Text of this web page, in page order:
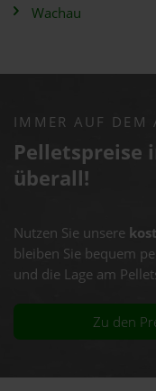
Wachau
IMMER AUF DEM
Pelletspreise
überall!
Nutzen Sie unsere
bleiben Sie bequem
und die Lage am
Zu den